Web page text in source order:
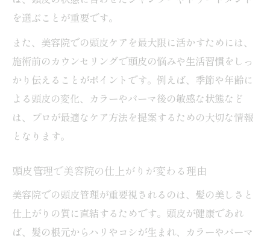
を選ぶことが重要です。
また、美容院での頭皮ケアを最大限に活かすためには、
施術前のカウンセリングで頭皮の悩みや生活習慣をしっ
かり伝えることがポイントです。例えば、季節や年齢に
よる頭皮の変化、カラーやパーマ後の敏感な状態など
は、プロが最適なケア方法を提案するための大切な情報
となります。
頭皮管理で美容院の仕上がりが変わる理由
美容院での頭皮管理が重要視されるのは、髪の美しさと
仕上がりの質に直結するためです。頭皮が健康であれ
ば、髪の根元からハリやコシが生まれ、カラーやパーマ